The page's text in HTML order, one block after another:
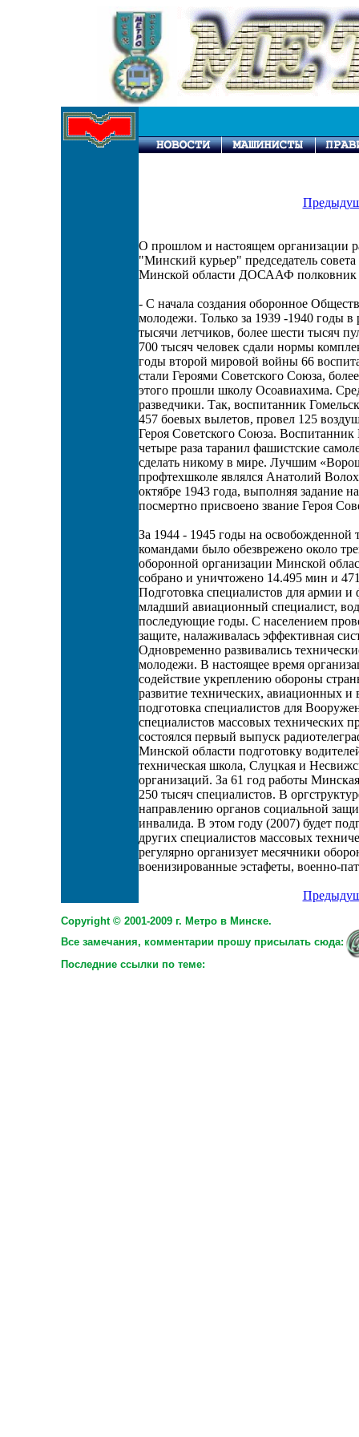
О прошлом и настоящем организации
"Минский курьер" председатель
Минской области ДОСААФ полковник
- С начала создания оборонное
молодежи. Только за 1939 -1940 годы
тысячи летчиков, более шести тысяч
700 тысяч человек сдали нормы
годы второй мировой войны 66
стали Героями Советского Союза,
этого прошли школу Осоавиахима.
разведчики. Так, воспитанник
457 боевых вылетов, провел 125
Героя Советского Союза. Воспитанник
четыре раза таранил фашистские
сделать никому в мире. Лучшим
профтехшколе являлся Анатолий
октябре 1943 года, выполняя задание
посмертно присвоено звание Героя
За 1944 - 1945 годы на освобожденной
командами было обезврежено около
оборонной организации Минской
собрано и уничтожено 14.495 мин и
Подготовка специалистов для армии и
младший авиационный специалист,
последующие годы. С населением
защите, налаживалась эффективная
Одновременно развивались
молодежи. В настоящее время
содействие укреплению обороны
развитие технических, авиационных
подготовка специалистов для
специалистов массовых технических
состоялся первый выпуск
Минской области подготовку
техническая школа, Слуцкая и
организаций. За 61 год работы
250 тысяч специалистов. В
направлению органов социальной
инвалида. В этом году (2007) будет
других специалистов массовых
регулярно организует месячники
военизированные эстафеты, военно-
Copyright © 2001-2009 г. Метро в Минске.
Все замечания, комментарии прошу присылать сюда:
Последние ссылки по теме: